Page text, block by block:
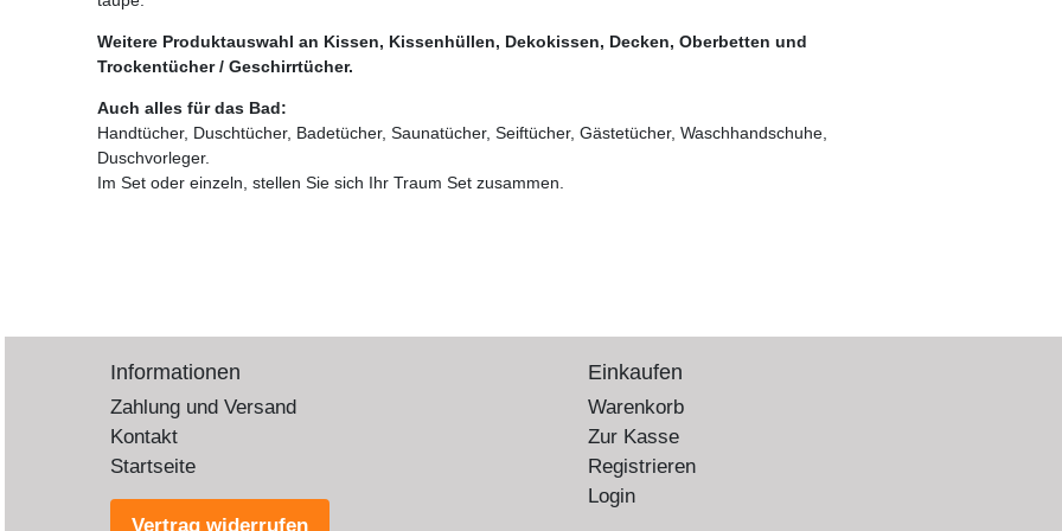
Weitere Produktauswahl an Kissen, Kissenhüllen, Dekokissen, Decken, Oberbetten und
Trockentücher / Geschirrtücher.
Auch alles für das Bad:
Handtücher, Duschtücher, Badetücher, Saunatücher, Seiftücher, Gästetücher, Waschhandschuhe,
Duschvorleger.
Im Set oder einzeln, stellen Sie sich Ihr Traum Set zusammen.
Informationen
Zahlung und Versand
Kontakt
Startseite
Vertrag widerrufen
Einkaufen
Warenkorb
Zur Kasse
Registrieren
Login